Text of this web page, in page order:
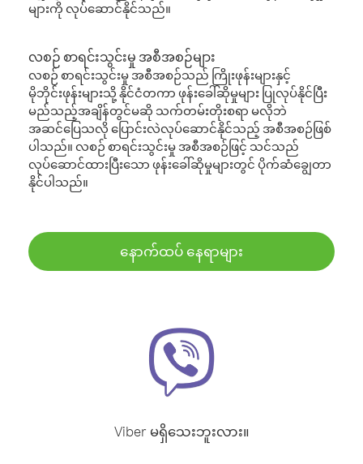
များကို လုပ်ဆောင်နိုင်သည်။
လစဉ် စာရင်းသွင်းမှု အစီအစဉ်များ
လစဉ် စာရင်းသွင်းမှု အစီအစဉ်သည် ကြိုးဖုန်းများနှင့်
မိုဘိုင်းဖုန်းများသို့ နိုင်ငံတကာ ဖုန်းခေါ်ဆိုမှုများ ပြုလုပ်နိုင်ပြီး
မည်သည့်အချိန်တွင်မဆို သက်တမ်းတိုးစရာ မလိုဘဲ
အဆင်ပြေသလို ပြောင်းလဲလုပ်ဆောင်နိုင်သည့် အစီအစဉ်ဖြစ်
ပါသည်။ လစဉ် စာရင်းသွင်းမှု အစီအစဉ်ဖြင့် သင်သည်
လုပ်ဆောင်ထားပြီးသော ဖုန်းခေါ်ဆိုမှုများတွင် ပိုက်ဆံချွေတာ
နိုင်ပါသည်။
နောက်ထပ် နေရာများ
Viber မရှိသေးဘူးလား။